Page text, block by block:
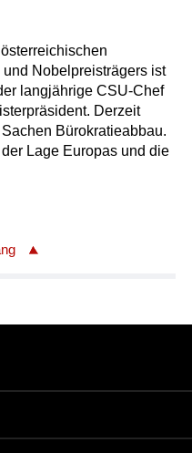
Nobelpreisträgers ist
langjährige CSU-Chef
Derzeit
Bürokratieabbau.
Lage Europas und die